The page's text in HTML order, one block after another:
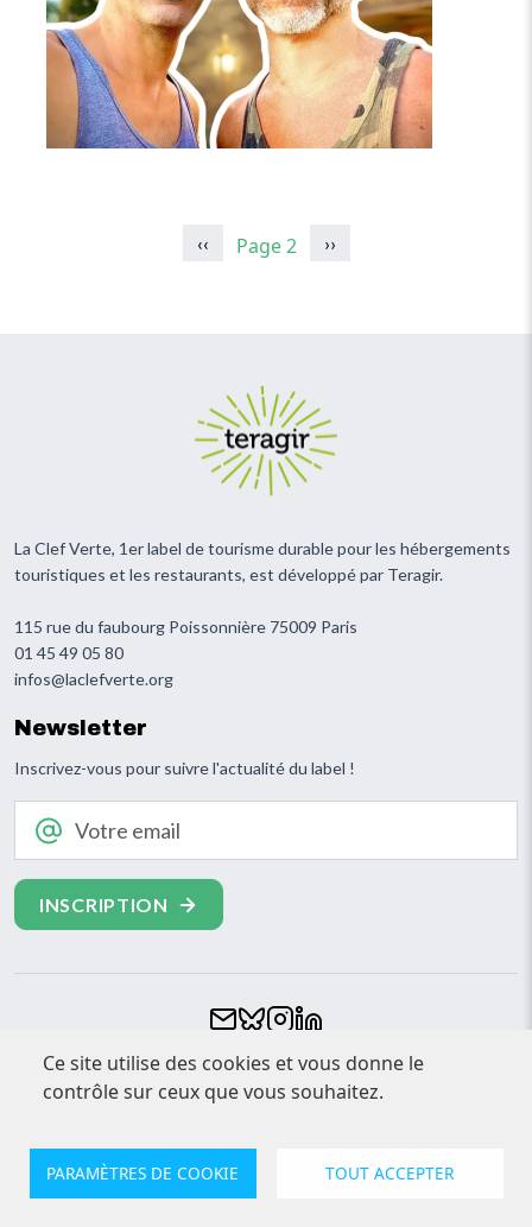
Page précédente
‹‹ Page 2 Page suivante
››
Ce site utilise des cookies et vous donne le
contrôle sur ceux que vous souhaitez.
PARAMÈTRES DE COOKIE
TOUT ACCEPTER
La Clef Verte, 1er label de tourisme durable pour les hébergements
touristiques et les restaurants, est développé par Teragir.
115 rue du faubourg Poissonnière 75009 Paris
01 45 49 05 80
infos@laclefverte.org
Newsletter
Inscrivez-vous pour suivre l'actualité du label !
Footer
CONTACT
ESPACE PRESSE
MENTIONS LÉGALES
© Clef Verte 2026. Tout droits réservés